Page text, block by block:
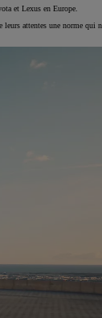
et Lexus en Europe.
attentes une norme qui